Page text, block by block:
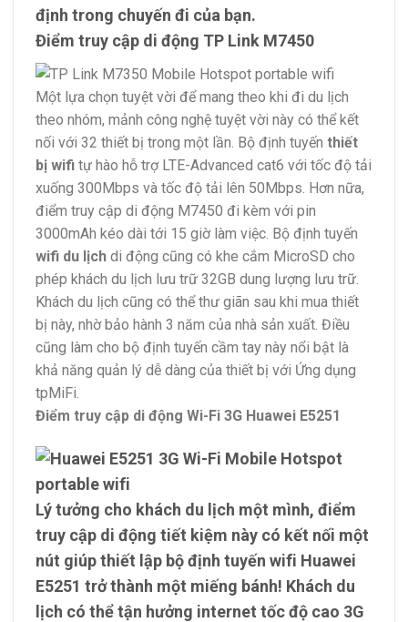
định trong chuyến đi của bạn.
Điểm truy cập di động TP Link M7450
Một lựa chọn tuyệt vời để mang theo khi đi du lịch
theo nhóm, mảnh công nghệ tuyệt vời này có thể kết
nối với 32 thiết bị trong một lần. Bộ định tuyến thiết
bị wifi tự hào hỗ trợ LTE-Advanced cat6 với tốc độ tải
xuống 300Mbps và tốc độ tải lên 50Mbps. Hơn nữa,
điểm truy cập di động M7450 đi kèm với pin
3000mAh kéo dài tới 15 giờ làm việc. Bộ định tuyến
wifi du lịch di động cũng có khe cắm MicroSD cho
phép khách du lịch lưu trữ 32GB dung lượng lưu trữ.
Khách du lịch cũng có thể thư giãn sau khi mua thiết
bị này, nhờ bảo hành 3 năm của nhà sản xuất. Điều
cũng làm cho bộ định tuyến cầm tay này nổi bật là
khả năng quản lý dễ dàng của thiết bị với Ứng dụng
tpMiFi.
Điểm truy cập di động Wi-Fi 3G Huawei E5251
Lý tưởng cho khách du lịch một mình, điểm
truy cập di động tiết kiệm này có kết nối một
nút giúp thiết lập bộ định tuyến wifi Huawei
E5251 trở thành một miếng bánh! Khách du
lịch có thể tận hưởng internet tốc độ cao 3G